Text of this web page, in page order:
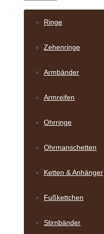
Ringe
Zehenringe
Armbänder
Armreifen
Ohrringe
Ohrmanschetten
Ketten & Anhänger
Fußkettchen
Stirnbänder